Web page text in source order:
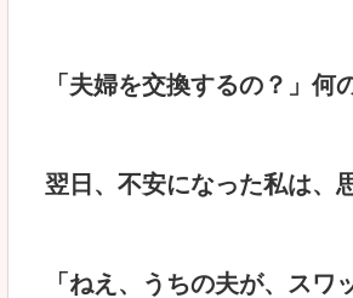
「夫婦を交換するの？」
翌日、不安になった私は、
「ねえ、うちの夫が、スワ